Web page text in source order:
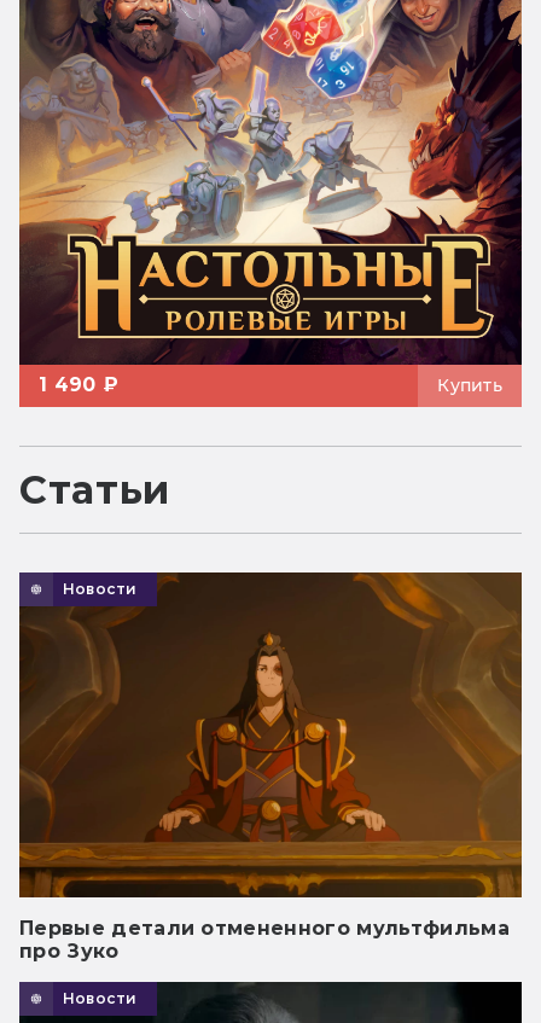
1 490 ₽ Купить
Статьи
Новости
Первые детали отмененного мультфильма
про Зуко
Новости